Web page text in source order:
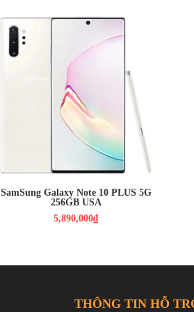
5,890,000₫
Màn hình: Dynamic AMOLED,
6.8", Quad HD+ (2K+)
HDH : Android 9.0 (Pie)
CPU : Snap 855
RAM : 12GB / ROM : 256GB
CAMERA : 12-12 , 16 MPX /
SamSung Galaxy Note 10 PLUS 5G
256GB USA
5,890,000₫
THÔNG TIN HỖ